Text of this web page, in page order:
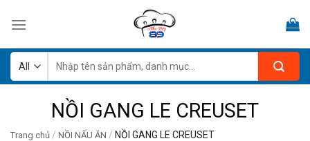
kiếm:
NỒI GANG LE CREUSET
Trang chủ / NỒI NẤU ĂN / NỒI GANG LE CREUSET